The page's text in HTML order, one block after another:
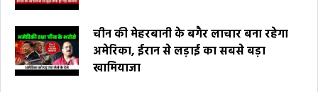
चीन की मेहरबानी के बगैर लाचार बना रहेगा
अमेरिका, ईरान से लड़ाई का सबसे बड़ा
खामियाजा